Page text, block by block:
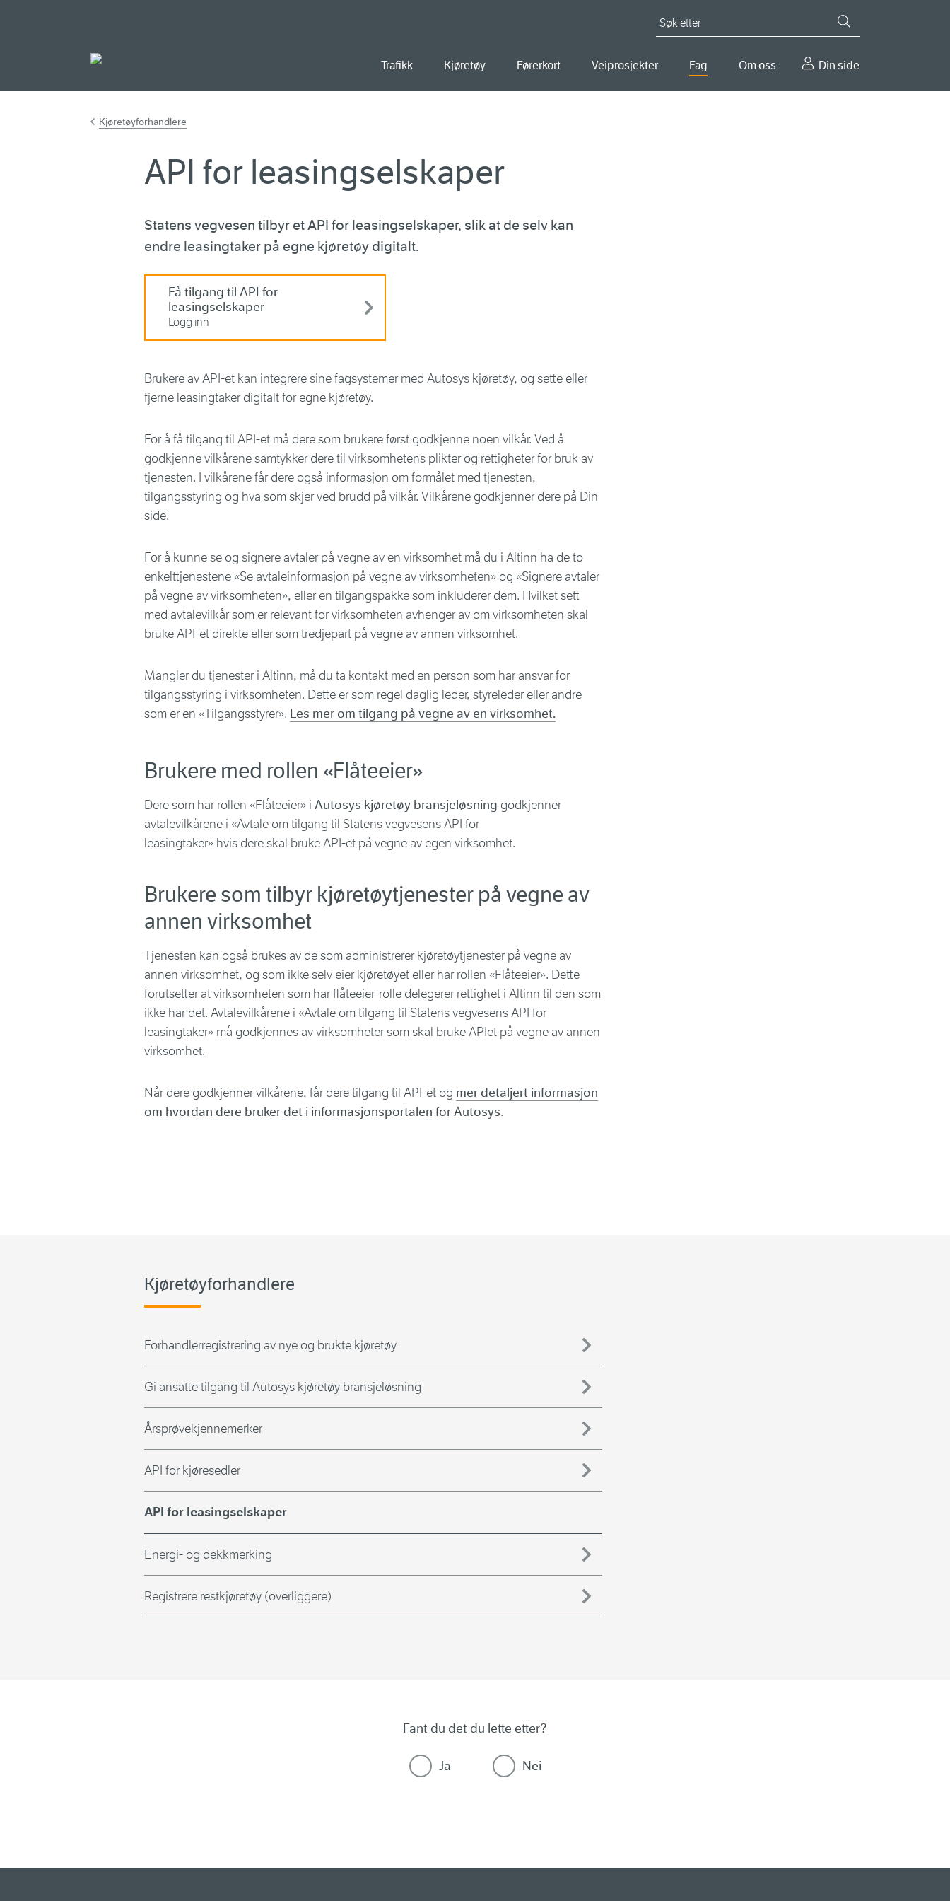
Trafikk Kjøretøy Førerkort Veiprosjekter Fag Om oss Din side
Kjøretøyforhandlere
API for leasingselskaper
Statens vegvesen tilbyr et API for leasingselskaper, slik at de selv kan
endre leasingtaker på egne kjøretøy digitalt.
Få tilgang til API for
leasingselskaper
Logg inn
Brukere av API-et kan integrere sine fagsystemer med Autosys kjøretøy, og sette eller
fjerne leasingtaker digitalt for egne kjøretøy.
For å få tilgang til API-et må dere som brukere først godkjenne noen vilkår. Ved å
godkjenne vilkårene samtykker dere til virksomhetens plikter og rettigheter for bruk av
tjenesten. I vilkårene får dere også informasjon om formålet med tjenesten,
tilgangsstyring og hva som skjer ved brudd på vilkår. Vilkårene godkjenner dere på Din
side.
For å kunne se og signere avtaler på vegne av en virksomhet må du i Altinn ha de to
enkelttjenestene «Se avtaleinformasjon på vegne av virksomheten» og «Signere avtaler
på vegne av virksomheten», eller en tilgangspakke som inkluderer dem. Hvilket sett
med avtalevilkår som er relevant for virksomheten avhenger av om virksomheten skal
bruke API-et direkte eller som tredjepart på vegne av annen virksomhet.
Mangler du tjenester i Altinn, må du ta kontakt med en person som har ansvar for
tilgangsstyring i virksomheten. Dette er som regel daglig leder, styreleder eller andre
som er en «Tilgangsstyrer». Les mer om tilgang på vegne av en virksomhet.
Brukere med rollen «Flåteeier»
Dere som har rollen «Flåteeier» i Autosys kjøretøy bransjeløsning godkjenner
avtalevilkårene i «Avtale om tilgang til Statens vegvesens API for
leasingtaker» hvis dere skal bruke API-et på vegne av egen virksomhet.
Brukere som tilbyr kjøretøytjenester på vegne av
annen virksomhet
Tjenesten kan også brukes av de som administrerer kjøretøytjenester på vegne av
annen virksomhet, og som ikke selv eier kjøretøyet eller har rollen «Flåteeier». Dette
forutsetter at virksomheten som har flåteeier-rolle delegerer rettighet i Altinn til den som
ikke har det. Avtalevilkårene i «Avtale om tilgang til Statens vegvesens API for
leasingtaker» må godkjennes av virksomheter som skal bruke APIet på vegne av annen
virksomhet.
Når dere godkjenner vilkårene, får dere tilgang til API-et og mer detaljert informasjon
om hvordan dere bruker det i informasjonsportalen for Autosys.
Kjøretøyforhandlere
Forhandlerregistrering av nye og brukte kjøretøy
Gi ansatte tilgang til Autosys kjøretøy bransjeløsning
Årsprøvekjennemerker
API for kjøresedler
API for leasingselskaper
Energi- og dekkmerking
Registrere restkjøretøy (overliggere)
Fant du det du lette etter?
Ja Nei